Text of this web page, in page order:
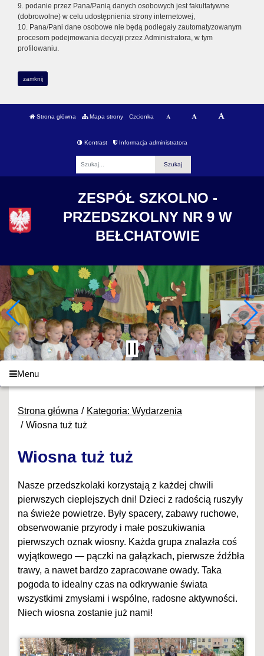
9. podanie przez Pana/Panią danych osobowych jest fakultatywne
(dobrowolne) w celu udostępnienia strony internetowej,
10. Pana/Pani dane osobowe nie będą podlegały zautomatyzowanym
procesom podejmowania decyzji przez Administratora, w tym
profilowaniu.
zamknij
Strona główna Mapa strony Czcionka
Kontrast Informacja administratora
ZESPÓŁ SZKOLNO -
PRZEDSZKOLNY NR 9 W
BEŁCHATOWIE
Menu
Strona główna
Kategoria: Wydarzenia
Wiosna tuż tuż
Wiosna tuż tuż
Nasze przedszkolaki korzystają z każdej chwili
pierwszych cieplejszych dni! Dzieci z radością ruszyły
na świeże powietrze. Były spacery, zabawy ruchowe,
obserwowanie przyrody i małe poszukiwania
pierwszych oznak wiosny. Każda grupa znalazła coś
wyjątkowego — pączki na gałązkach, pierwsze źdźbła
trawy, a nawet bardzo zapracowane owady. Taka
pogoda to idealny czas na odkrywanie świata
wszystkimi zmysłami i wspólne, radosne aktywności.
Niech wiosna zostanie już nami!